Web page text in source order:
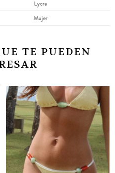
Lycra
Mujer
TE PUEDEN